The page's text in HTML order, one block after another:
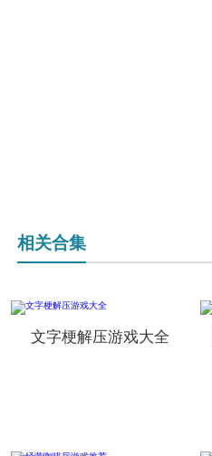
相关合集
文字梗解压游戏大全